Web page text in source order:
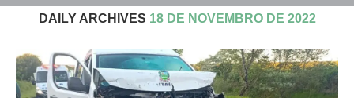
DAILY ARCHIVES 18 DE NOVEMBRO DE 2022